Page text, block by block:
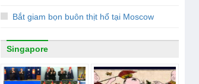
Bắt giam bọn buôn thịt hổ tại Moscow
Singapore